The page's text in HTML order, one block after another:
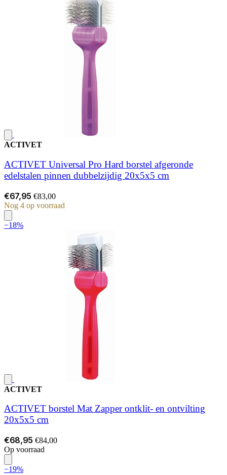
ACTIVET
ACTIVET Universal Pro Hard borstel afgeronde
edelstalen pinnen dubbelzijdig 20x5x5 cm
€67,95 €83,00
Nog 4 op voorraad
−18%
ACTIVET
ACTIVET borstel Mat Zapper ontklit- en ontvilting
20x5x5 cm
€68,95 €84,00
Op voorraad
−19%